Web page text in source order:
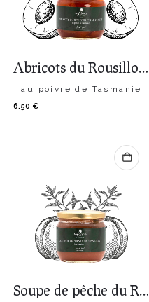
Abricots du Rousillon mi-confit
au poivre de Tasmanie
6.50 €
Soupe de pêche du Roussillon